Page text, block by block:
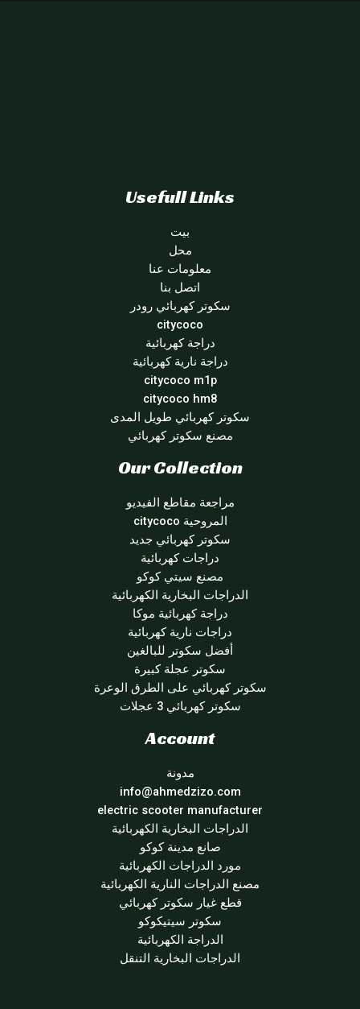
Usefull Links
بيت
محل
معلومات عنا
اتصل بنا
سكوتر كهربائي رودر
citycoco
دراجة كهربائية
دراجة نارية كهربائية
citycoco m1p
citycoco hm8
سكوتر كهربائي طويل المدى
مصنع سكوتر كهربائي
Our Collection
مراجعة مقاطع الفيديو
المروحية citycoco
سكوتر كهربائي جديد
دراجات كهربائية
مصنع سيتي كوكو
الدراجات البخارية الكهربائية
دراجة كهربائية موكا
دراجات نارية كهربائية
أفضل سكوتر للبالغين
سكوتر عجلة كبيرة
سكوتر كهربائي على الطرق الوعرة
سكوتر كهربائي 3 عجلات
Account
مدونة
info@ahmedzizo.com
electric scooter manufacturer
الدراجات البخارية الكهربائية
صانع مدينة كوكو
مورد الدراجات الكهربائية
مصنع الدراجات النارية الكهربائية
قطع غيار سكوتر كهربائي
سكوتر سيتيكوكو
الدراجة الكهربائية
الدراجات البخارية التنقل